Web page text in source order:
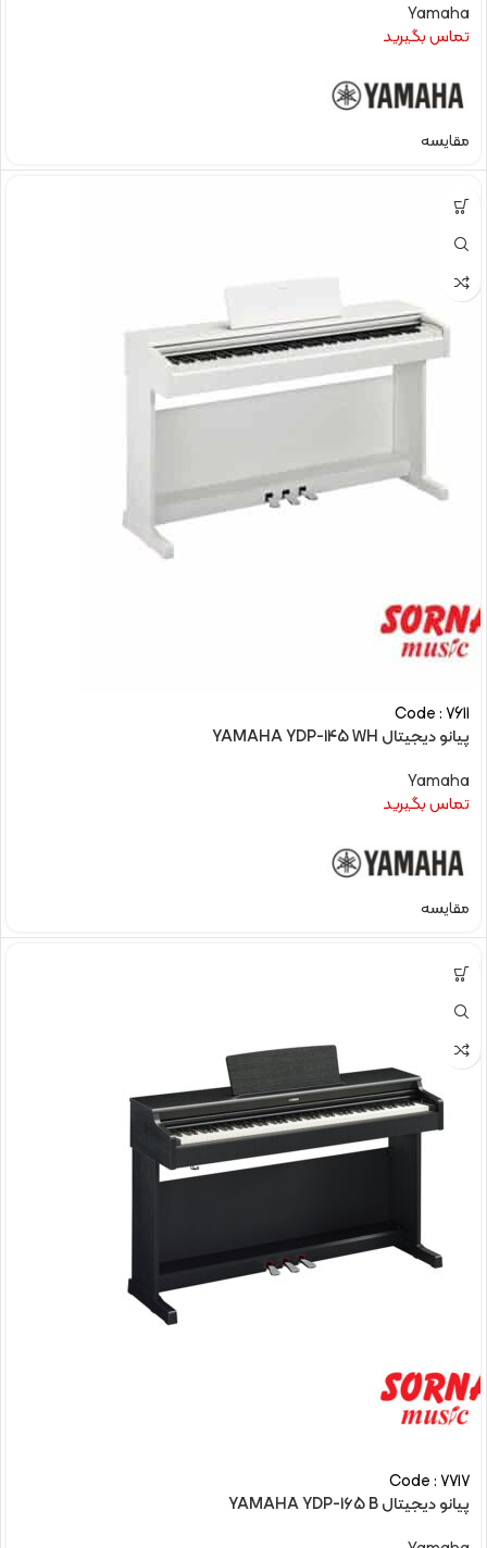
Yamaha
تماس بگیرید
مقایسه
Code : 7611
پیانو دیجیتال YAMAHA YDP-145 WH
Yamaha
تماس بگیرید
مقایسه
Code : 7717
پیانو دیجیتال YAMAHA YDP-165 B